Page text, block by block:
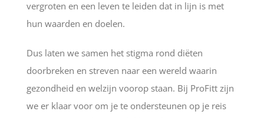
vergroten en een leven te leiden dat in lijn is met
hun waarden en doelen.
Dus laten we samen het stigma rond diëten
doorbreken en streven naar een wereld waarin
gezondheid en welzijn voorop staan. Bij ProFitt zijn
we er klaar voor om je te ondersteunen op je reis